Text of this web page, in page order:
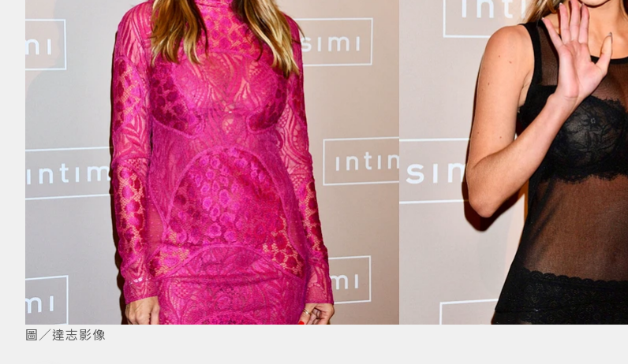
圖／達志影像